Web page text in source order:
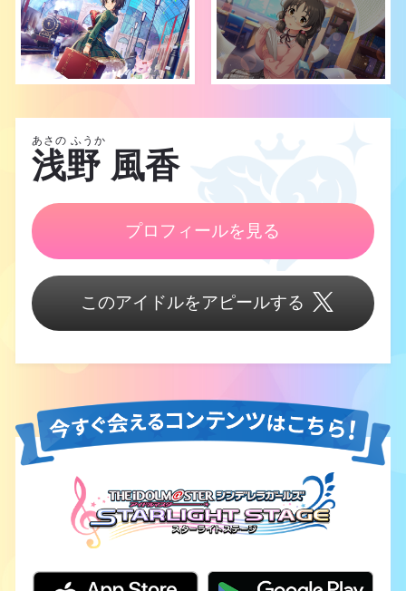
あさの ふうか
浅野 風香
プロフィールを見る
このアイドルをアピールする